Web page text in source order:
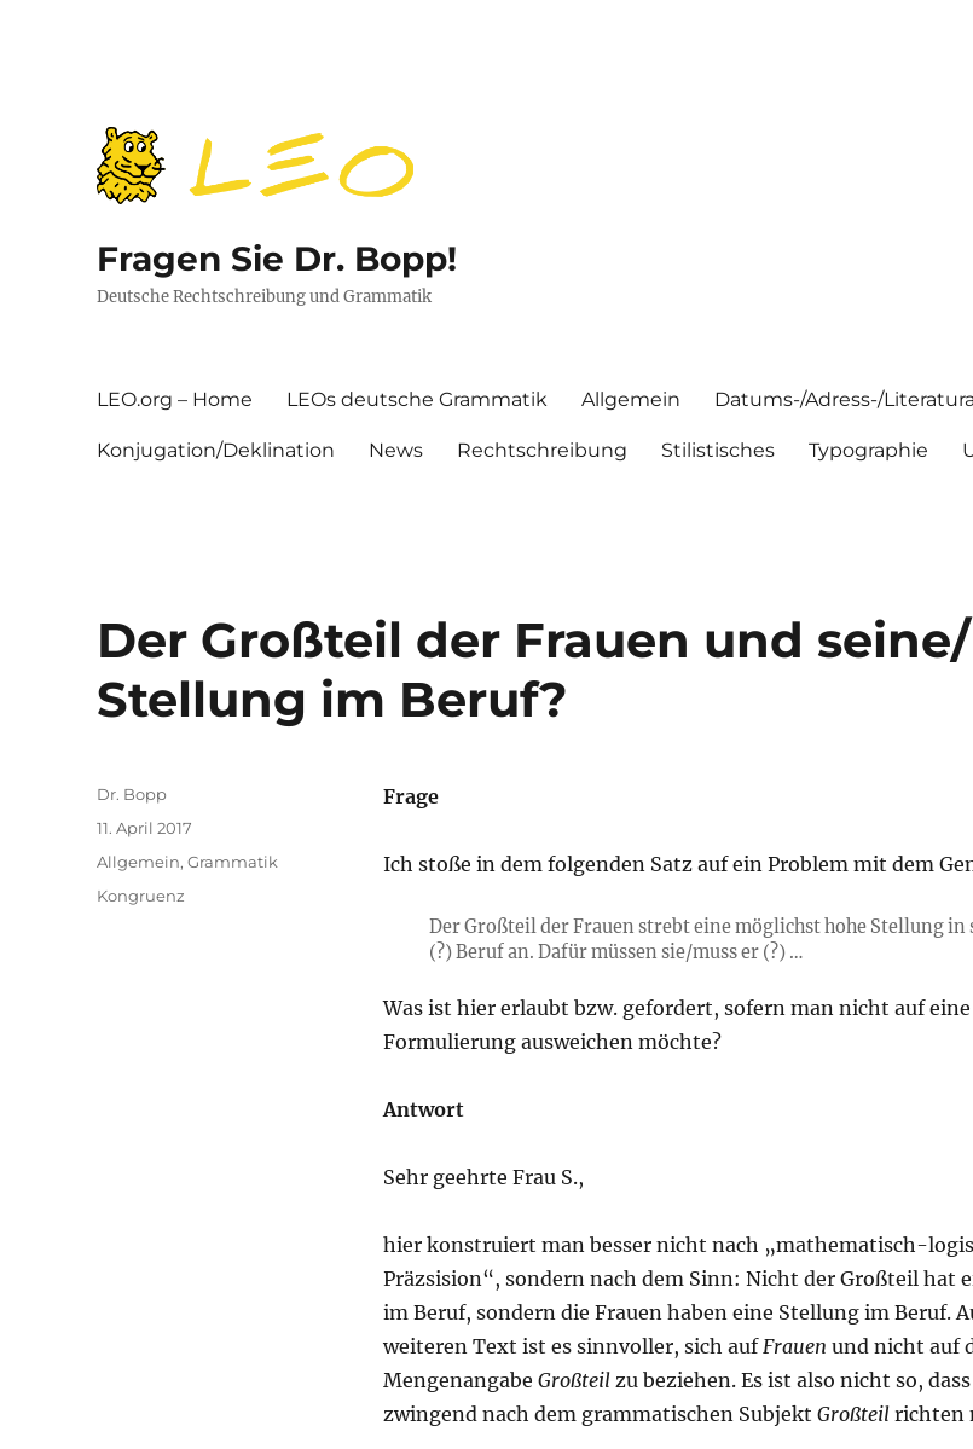
Fragen Sie Dr. Bopp!
Deutsche Rechtschreibung und Grammatik
LEO.org – Home LEOs deutsche Grammatik Allgemein Datums-/Adress-/
Konjugation/Deklination News Rechtschreibung Stilistisches Typographie
Der Großteil der Frauen und
Stellung im Beruf?
Frage
Ich stoße in dem folgenden Satz auf ein Problem mit dem
Der Großteil der Frauen strebt eine möglichst hohe Stellung
(?) Beruf an. Dafür müssen sie/muss er (?) …
Was ist hier erlaubt bzw. gefordert, sofern man nicht auf eine
Formulierung ausweichen möchte?
Antwort
Sehr geehrte Frau S.,
hier konstruiert man besser nicht nach „mathematisch-
Präzsision“, sondern nach dem Sinn: Nicht der Großteil hat
im Beruf, sondern die Frauen haben eine Stellung im Beruf.
weiteren Text ist es sinnvoller, sich aufFrauen und nicht auf
Mengenangabe Großteilzu beziehen. Es ist also nicht so,
zwingend nach dem grammatischen Subjekt Großteilrichten
Autor
Dr. Bopp
Veröffentlicht
am
11. April 2017
Kategorien
Allgemein,Grammatik
Schlagwörter
Kongruenz